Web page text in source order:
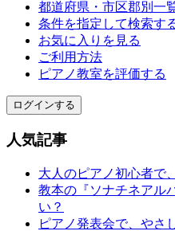
都道府県・市区郡別一
条件を指定して検索す
お気に入りを見る
ご利用方法
ピアノ教室を評価する
ログインする
人気記事
大人のピアノ初心者で
教本の『ソナチネアル
い？
ピアノ発表会で、やさ